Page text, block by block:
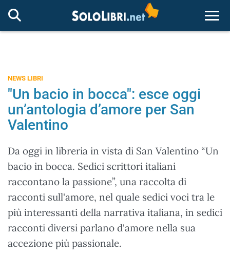
NEWS LIBRI
"Un bacio in bocca": esce oggi
un’antologia d’amore per San
Valentino
Da oggi in libreria in vista di San Valentino “Un
bacio in bocca. Sedici scrittori italiani
raccontano la passione”, una raccolta di
racconti sull'amore, nel quale sedici voci tra le
più interessanti della narrativa italiana, in sedici
racconti diversi parlano d'amore nella sua
accezione più passionale.